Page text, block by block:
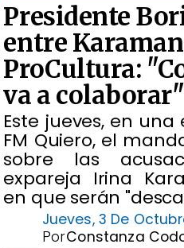
Presidente
entre
ProCultura:
va a colaborar"
Este jueves, en
FM Quiero, el
sobre las
expareja Irina
en que serán
Jueves, 3 De
Constanza
Por